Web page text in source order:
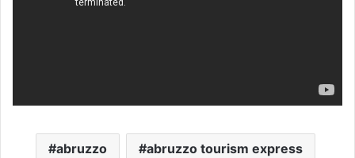
abruzzo abruzzo tourism express